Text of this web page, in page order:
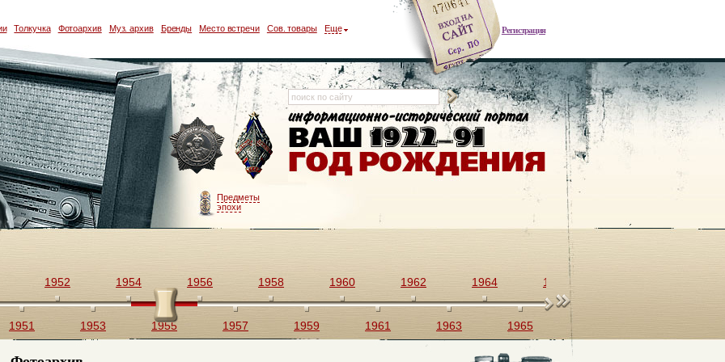
Регистрация
Толкучка Фотоархив Муз. архив Бренды Место встречи Сов. товары Еще
Предметы
эпохи
1951
1952
1953
1954
1955
1956
1957
1958
1959
1960
1961
1962
1963
1964
1965
1966